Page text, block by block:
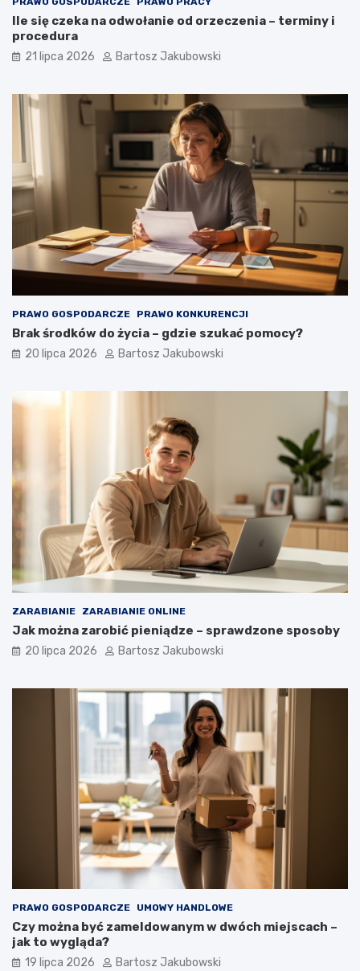
Ile się czeka na odwołanie od orzeczenia – terminy i
procedura
21 lipca 2026 Bartosz Jakubowski
PRAWO GOSPODARCZE PRAWO KONKURENCJI
Brak środków do życia – gdzie szukać pomocy?
20 lipca 2026 Bartosz Jakubowski
ZARABIANIE ZARABIANIE ONLINE
Jak można zarobić pieniądze – sprawdzone sposoby
20 lipca 2026 Bartosz Jakubowski
PRAWO GOSPODARCZE UMOWY HANDLOWE
Czy można być zameldowanym w dwóch miejscach –
jak to wygląda?
19 lipca 2026 Bartosz Jakubowski